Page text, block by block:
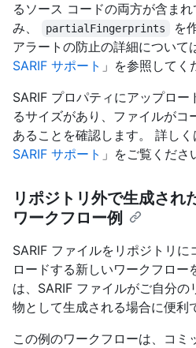
るソース コードの両方が含ま
み、
partialFingerprints
を
アラートの防止の詳細について
SARIF サポート 」を参照してく
SARIF プロパティにアップロ
るサイズがあり、ファイルがコ
あることを確認します。 詳しく
SARIF サポート 」をご覧くださ
リポジトリ外で生成され
ワークフロー例
SARIF ファイルをリポジトリ
ロードする新しいワークフロー
は、SARIF ファイルがご自分
物として生成される場合に便利
この例のワークフローは、コミ